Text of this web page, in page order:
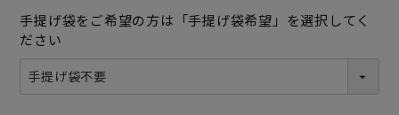
手提げ袋をご希望の方は「手提げ袋希望」を選択してく
ださい